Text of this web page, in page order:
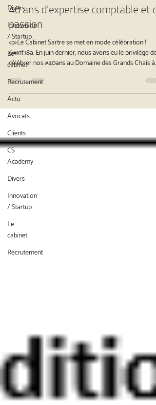
Divers
Innovation
/ Startup
Le
cabinet
Recrutement
Actu
Avocats
Clients
CS
Academy
Divers
Innovation
/ Startup
Le
cabinet
Recrutement
40 ans d'expertise comptable et de
passion
<p>Le Cabinet Sartre se met en mode célébration !
&#x1f38a; En juin dernier, nous avons eu le privilège de
célébrer nos #40ans au Domaine des Grands Chais à
#partenaires et #clients ont partagé cette soirée
mémorable avec nous. &#x1f973; Notre équipe
s&rsquo;est surpassée pour créer une ambiance festive
et chaleureuse, à l&rsquo;image de notre ambition :